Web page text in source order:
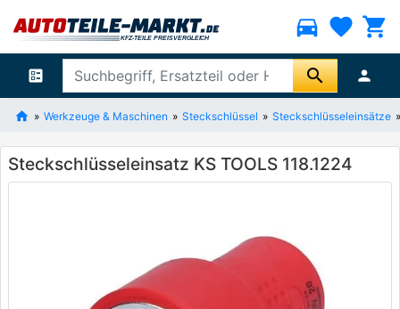
directions_car favorite shopping_cart
ballot search person
Werkzeuge & Maschinen Steckschlüssel Steckschlüsseleinsätze
Steckschlüsseleinsatz KS TOOLS 118.1224